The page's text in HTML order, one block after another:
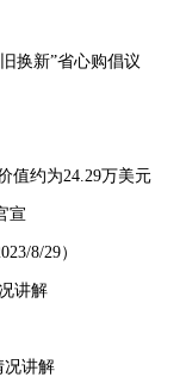
换新”省心购倡议
值约为24.29万美元
宣
8/29）
讲解
况讲解